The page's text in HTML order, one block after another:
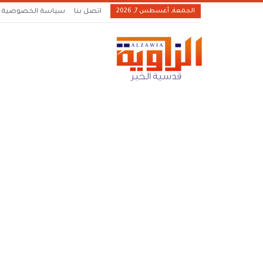
الجمعة, أغسطس 7, 2026 اتصل بنا سياسة الخصوصية